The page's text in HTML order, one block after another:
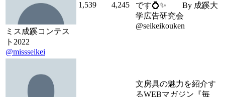
ミス成蹊コンテス
ト2022
@missseikei
1,539 4,245
です💍✨ By 成蹊大
学広告研究会
@seikeikouken
文房具の魅力を紹介す
るWEBマガジン『毎